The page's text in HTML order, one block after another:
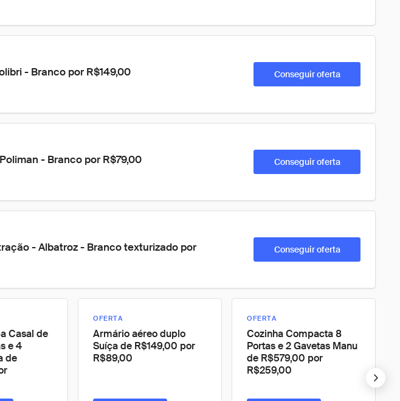
- Branco por R$149,00 Conseguir oferta
- Branco por R$79,00 Conseguir oferta
- Albatroz - Branco texturizado por
Conseguir oferta
Casal de
e 4
de
OFERTA
Armário aéreo duplo
Suíça de R$149,00 por
R$89,00
OFERTA
Cozinha Compacta 8
Portas e 2 Gavetas Manu
de R$579,00 por
R$259,00